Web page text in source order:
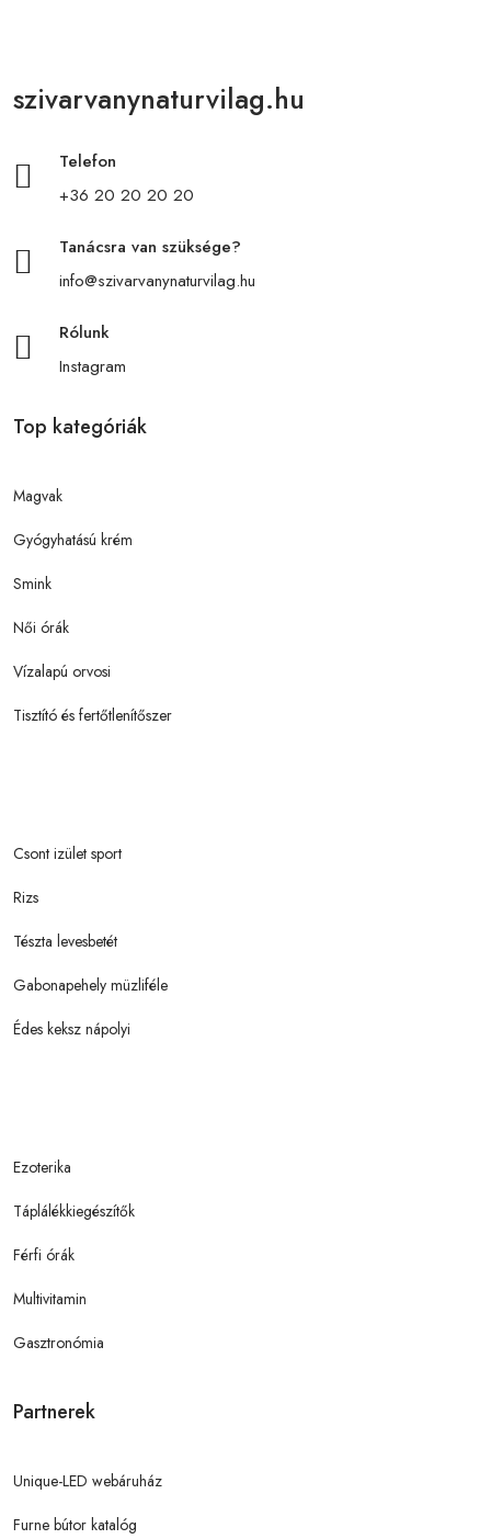
szivarvanynaturvilag.hu
Telefon
+36 20 20 20 20
Tanácsra van szüksége?
info@szivarvanynaturvilag.hu
Rólunk
Instagram
Top kategóriák
Magvak
Gyógyhatású krém
Smink
Női órák
Vízalapú orvosi
Tisztító és fertőtlenítőszer
Csont izület sport
Rizs
Tészta levesbetét
Gabonapehely müzliféle
Édes keksz nápolyi
Ezoterika
Táplálékkiegészítők
Férfi órák
Multivitamin
Gasztronómia
Partnerek
Unique-LED webáruház
Furne bútor katalóg